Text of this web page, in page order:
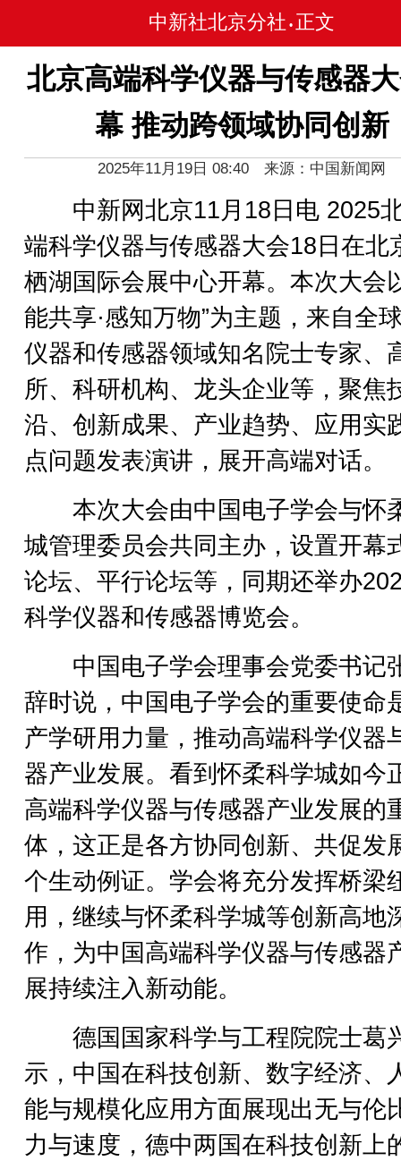
中新社北京分社 • 正文
北京高端科学仪器与传感器
幕 推动跨领域协同创新
2025年11月19日 08:40 来源：中国新闻网
中新网北京11月18日电 2025
端科学仪器与传感器大会18日在北
栖湖国际会展中心开幕。本次大会
能共享·感知万物”为主题，来自全
仪器和传感器领域知名院士专家、
所、科研机构、龙头企业等，聚焦
沿、创新成果、产业趋势、应用实
点问题发表演讲，展开高端对话。
本次大会由中国电子学会与怀
城管理委员会共同主办，设置开幕
论坛、平行论坛等，同期还举办
科学仪器和传感器博览会。
中国电子学会理事会党委书记
辞时说，中国电子学会的重要使命
产学研用力量，推动高端科学仪器
器产业发展。看到怀柔科学城如今
高端科学仪器与传感器产业发展的
体，这正是各方协同创新、共促发
个生动例证。学会将充分发挥桥梁
用，继续与怀柔科学城等创新高地
作，为中国高端科学仪器与传感器
展持续注入新动能。
德国国家科学与工程院院士葛
示，中国在科技创新、数字经济、
能与规模化应用方面展现出无与伦
力与速度，德中两国在科技创新上